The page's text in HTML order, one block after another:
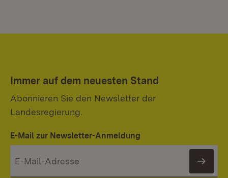
Immer auf dem neuesten Stand
Abonnieren Sie den Newsletter der
Landesregierung.
E-Mail zur Newsletter-Anmeldung